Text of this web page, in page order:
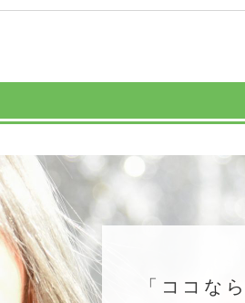
「ココな